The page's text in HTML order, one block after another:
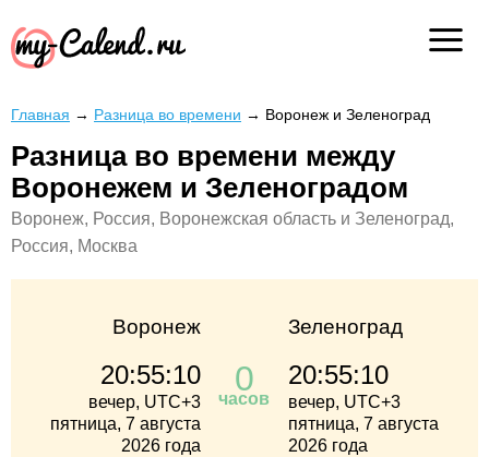
Главная → Разница во времени → Воронеж и Зеленоград
Разница во времени между
Воронежем и Зеленоградом
Воронеж, Россия, Воронежская область и Зеленоград,
Россия, Москва
Воронеж Зеленоград
20:55:10
вечер, UTC+3
пятница, 7 августа
2026 года
0
часов
20:55:10
вечер, UTC+3
пятница, 7 августа
2026 года